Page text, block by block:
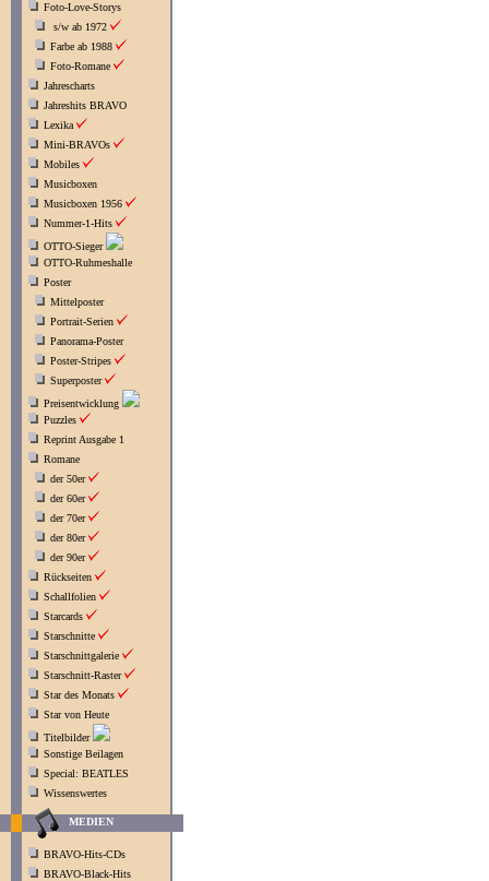
Foto-Love-Storys
s/w ab 1972
Farbe ab 1988
Foto-Romane
Jahrescharts
Jahreshits BRAVO
Lexika
Mini-BRAVOs
Mobiles
Musicboxen
Musicboxen 1956
Nummer-1-Hits
OTTO-Sieger
OTTO-Ruhmeshalle
Poster
Mittelposter
Portrait-Serien
Panorama-Poster
Poster-Stripes
Superposter
Preisentwicklung
Puzzles
Reprint Ausgabe 1
Romane
der 50er
der 60er
der 70er
der 80er
der 90er
Rückseiten
Schallfolien
Starcards
Starschnitte
Starschnittgalerie
Starschnitt-Raster
Star des Monats
Star von Heute
Titelbilder
Sonstige Beilagen
Special: BEATLES
Wissenswertes
MEDIEN
BRAVO-Hits-CDs
BRAVO-Black-Hits